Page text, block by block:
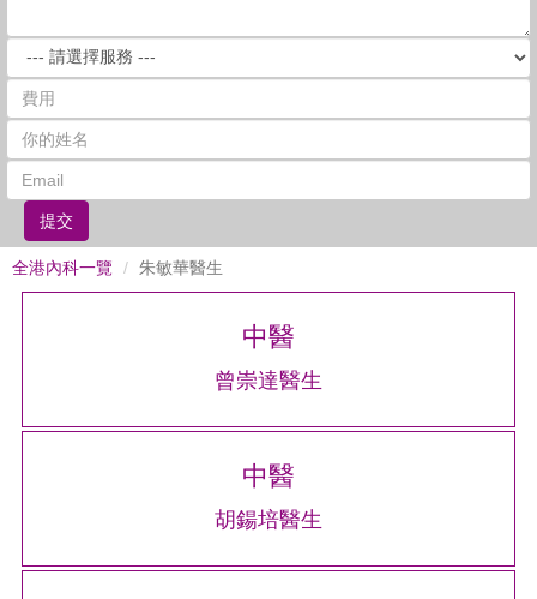
提交
全港內科一覽 朱敏華醫生
中醫
曾崇達醫生
中醫
胡鍚培醫生